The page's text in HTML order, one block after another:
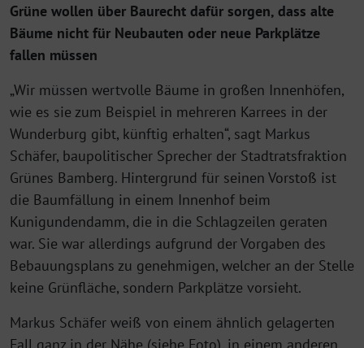
Grüne wollen über Baurecht dafür sorgen, dass alte
Bäume nicht für Neubauten oder neue Parkplätze
fallen müssen
„Wir müssen wertvolle Bäume in großen Innenhöfen,
wie es sie zum Beispiel in mehreren Karrees in der
Wunderburg gibt, künftig erhalten“, sagt Markus
Schäfer, baupolitischer Sprecher der Stadtratsfraktion
Grünes Bamberg. Hintergrund für seinen Vorstoß ist
die Baumfällung in einem Innenhof beim
Kunigundendamm, die in die Schlagzeilen geraten
war. Sie war allerdings aufgrund der Vorgaben des
Bebauungsplans zu genehmigen, welcher an der Stelle
keine Grünfläche, sondern Parkplätze vorsieht.
Markus Schäfer weiß von einem ähnlich gelagerten